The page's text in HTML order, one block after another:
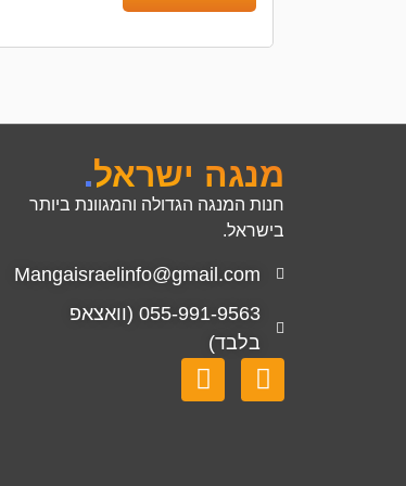
מנגה ישראל.
חנות המנגה הגדולה והמגוונת ביותר
בישראל.
Mangaisraelinfo@gmail.com
055-991-9563 (וואצאפ
בלבד)